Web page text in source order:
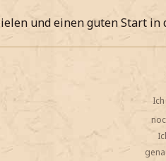
und einen guten Start in